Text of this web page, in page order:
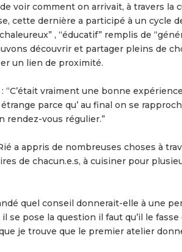
voir comment on arrivait, à travers la
cette dernière a participé à un cycle
, “éducatif” remplis de
découvrir et partager pleins de
un lien de proximité.
“C’était vraiment une bonne
étrange parce qu’ au final on se
rendez-vous régulier.”
a appris de nombreuses choses à
de chacun.e.s, à cuisiner pour
quel conseil donnerait-elle à une
il se pose la question il faut qu’il le
je trouve que le premier atelier